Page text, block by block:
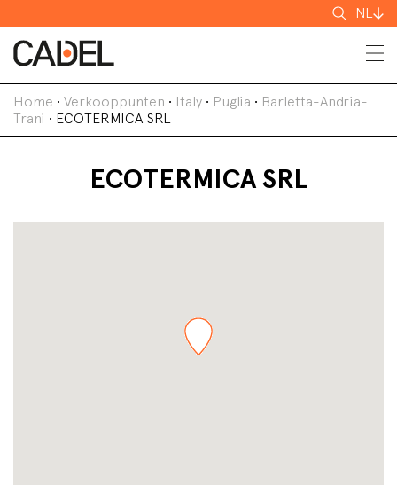
Zoeken
NL
Home • Verkooppunten • Italy • Puglia • Barletta-Andria-
Trani • ECOTERMICA SRL
ECOTERMICA SRL